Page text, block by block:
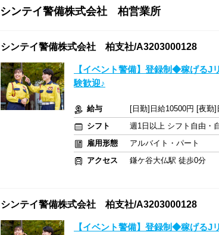
シンテイ警備株式会社 柏営業所
シンテイ警備株式会社 柏支社/A3203000128
【イベント警備】登録制◆稼げるJ
験歓迎♪
給与
[日勤]日給10500円 [夜勤
シフト
週1日以上 シフト自由・
雇用形態
アルバイト・パート
アクセス
鎌ケ谷大仏駅 徒歩0分
シンテイ警備株式会社 柏支社/A3203000128
【イベント警備】登録制◆稼げるJ